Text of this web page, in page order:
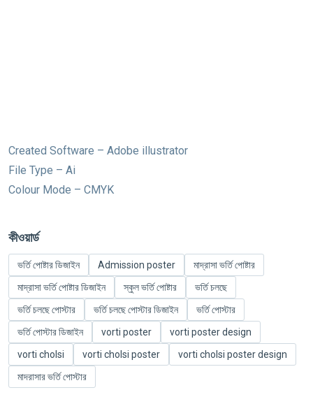
Created Software – Adobe illustrator
File Type – Ai
Colour Mode – CMYK
কীওয়ার্ড
ভর্তি পোষ্টার ডিজাইন Admission poster
মাদ্রাসা ভর্তি পোষ্টার
মাদ্রাসা ভর্তি পোষ্টার ডিজাইন
স্কুল ভর্তি পোষ্টার
ভর্তি চলছে
ভর্তি চলছে পোস্টার
ভর্তি চলছে পোস্টার ডিজাইন
ভর্তি পোস্টার
ভর্তি পোস্টার ডিজাইন
vorti poster
vorti poster design
vorti cholsi
vorti cholsi poster
vorti cholsi poster design
মাদরাসার ভর্তি পোস্টার